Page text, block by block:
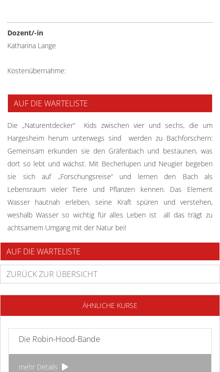
ÄHNLICHE KURSE
Die Robin-Hood-Bande
mehr Details
Dozent/-in
Katharina Lange
Kostenübernahme:
AUF DIE WARTELISTE
Die „Naturentdecker“ ­ Kids zwischen vier und sechs, die um
Hargesheim herum unterwegs sind ­ werden zu Bachforschern:
Gemeinsam erkunden sie den Gräfenbach und bestaunen, was
dort so lebt und wächst. Mit Becherlupen und Neugier begeben
sie sich auf „Forschungsreise“ und lernen den Bach als
Lebensraum vieler Tiere und Pflanzen kennen. Das Element
Wasser hautnah erleben, seine Kraft spüren und verstehen,
weshalb Wasser so wichtig für alles Leben ist ­ all das trägt zu
achtsamem Umgang mit der Natur bei!
AUF DIE WARTELISTE
ZURÜCK ZUR ÜBERSICHT